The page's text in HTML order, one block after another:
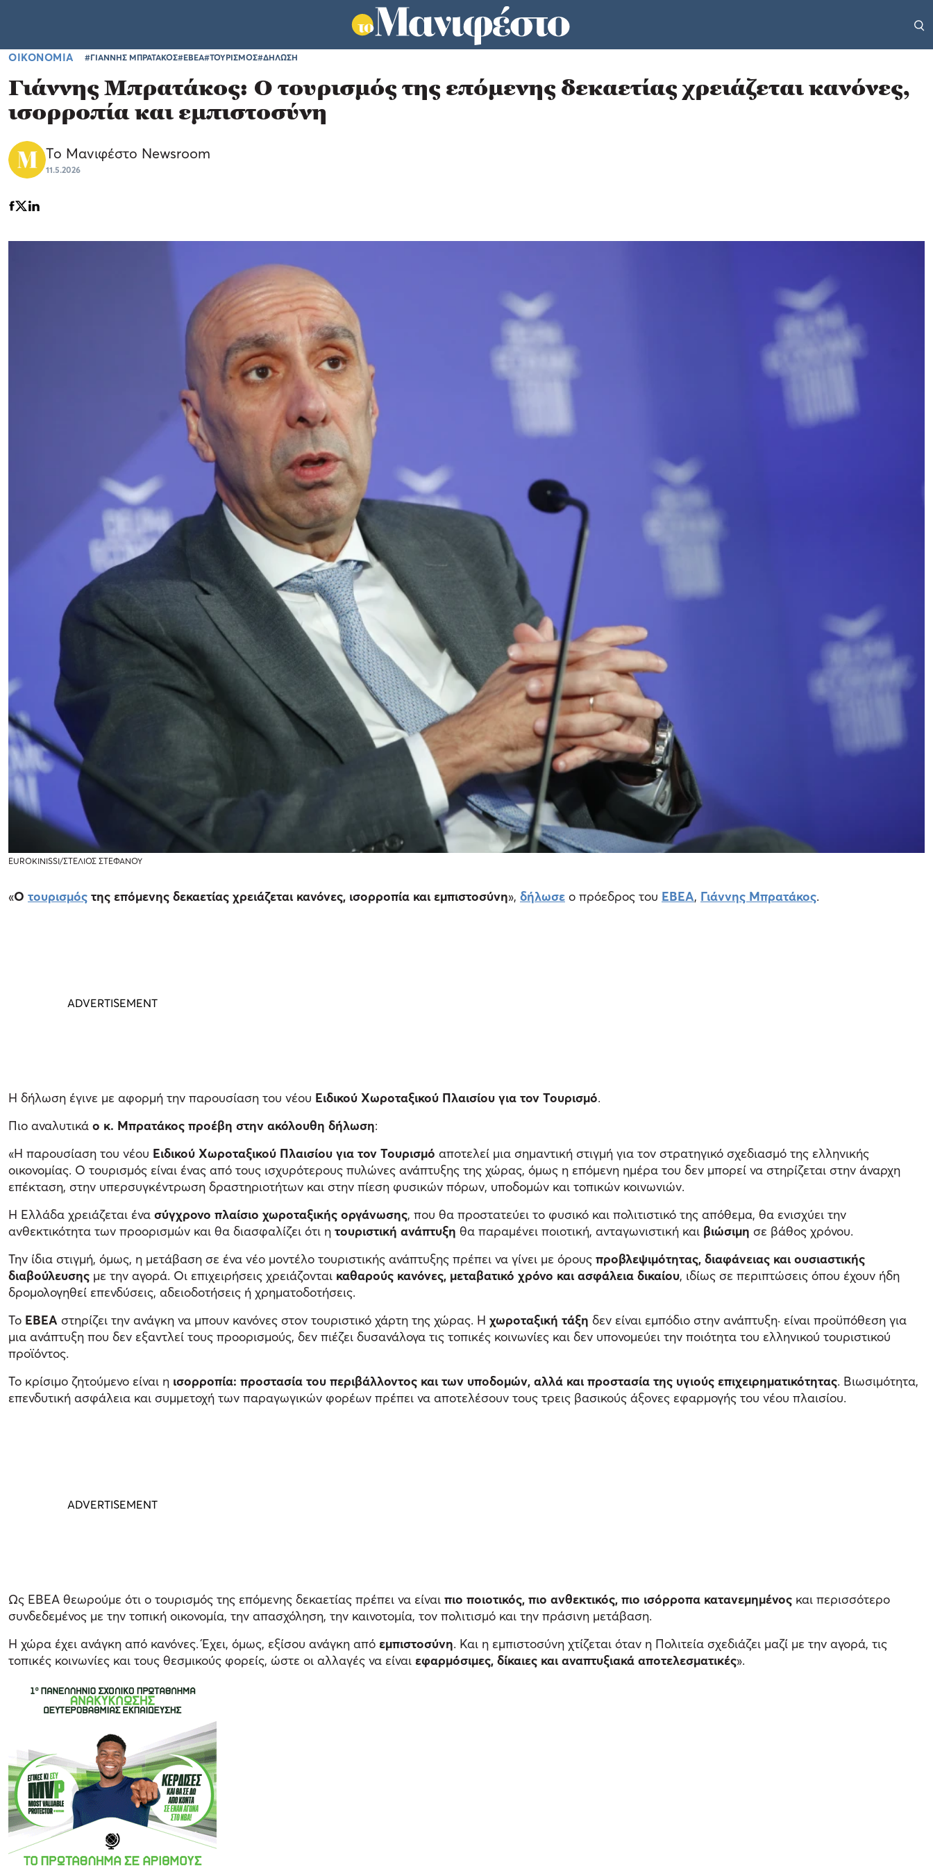
ΟΙΚΟΝΟΜΙΑ #ΓΙΑΝΝΗΣ ΜΠΡΑΤΑΚΟΣ#ΕΒΕΑ#ΤΟΥΡΙΣΜΟΣ#ΔΗΛΩΣΗ
Γιάννης Μπρατάκος: Ο τουρισμός της επόμενης δεκαετίας χρειάζεται κανόνες,
ισορροπία και εμπιστοσύνη
Το Μανιφέστο Newsroom
11.5.2026
EUROKINISSI/ΣΤΕΛΙΟΣ ΣΤΕΦΑΝΟΥ
«Ο τουρισμός της επόμενης δεκαετίας χρειάζεται κανόνες, ισορροπία και εμπιστοσύνη», δήλωσε ο πρόεδρος του ΕΒΕΑ, Γιάννης Μπρατάκος.
Η δήλωση έγινε με αφορμή την παρουσίαση του νέου Ειδικού Χωροταξικού Πλαισίου για τον Τουρισμό.
Πιο αναλυτικά ο κ. Μπρατάκος προέβη στην ακόλουθη δήλωση:
«Η παρουσίαση του νέου Ειδικού Χωροταξικού Πλαισίου για τον Τουρισμό αποτελεί μια σημαντική στιγμή για τον στρατηγικό σχεδιασμό της ελληνικής
οικονομίας. Ο τουρισμός είναι ένας από τους ισχυρότερους πυλώνες ανάπτυξης της χώρας, όμως η επόμενη ημέρα του δεν μπορεί να στηρίζεται στην άναρχη
επέκταση, στην υπερσυγκέντρωση δραστηριοτήτων και στην πίεση φυσικών πόρων, υποδομών και τοπικών κοινωνιών.
Η Ελλάδα χρειάζεται ένα σύγχρονο πλαίσιο χωροταξικής οργάνωσης, που θα προστατεύει το φυσικό και πολιτιστικό της απόθεμα, θα ενισχύει την
ανθεκτικότητα των προορισμών και θα διασφαλίζει ότι η τουριστική ανάπτυξη θα παραμένει ποιοτική, ανταγωνιστική και βιώσιμη σε βάθος χρόνου.
Την ίδια στιγμή, όμως, η μετάβαση σε ένα νέο μοντέλο τουριστικής ανάπτυξης πρέπει να γίνει με όρους προβλεψιμότητας, διαφάνειας και ουσιαστικής
διαβούλευσης με την αγορά. Οι επιχειρήσεις χρειάζονται καθαρούς κανόνες, μεταβατικό χρόνο και ασφάλεια δικαίου, ιδίως σε περιπτώσεις όπου έχουν ήδη
δρομολογηθεί επενδύσεις, αδειοδοτήσεις ή χρηματοδοτήσεις.
Το ΕΒΕΑ στηρίζει την ανάγκη να μπουν κανόνες στον τουριστικό χάρτη της χώρας. Η χωροταξική τάξη δεν είναι εμπόδιο στην ανάπτυξη· είναι προϋπόθεση για
μια ανάπτυξη που δεν εξαντλεί τους προορισμούς, δεν πιέζει δυσανάλογα τις τοπικές κοινωνίες και δεν υπονομεύει την ποιότητα του ελληνικού τουριστικού
προϊόντος.
Το κρίσιμο ζητούμενο είναι η ισορροπία: προστασία του περιβάλλοντος και των υποδομών, αλλά και προστασία της υγιούς επιχειρηματικότητας. Βιωσιμότητα,
επενδυτική ασφάλεια και συμμετοχή των παραγωγικών φορέων πρέπει να αποτελέσουν τους τρεις βασικούς άξονες εφαρμογής του νέου πλαισίου.
Ως ΕΒΕΑ θεωρούμε ότι ο τουρισμός της επόμενης δεκαετίας πρέπει να είναι πιο ποιοτικός, πιο ανθεκτικός, πιο ισόρροπα κατανεμημένος και περισσότερο
συνδεδεμένος με την τοπική οικονομία, την απασχόληση, την καινοτομία, τον πολιτισμό και την πράσινη μετάβαση.
Η χώρα έχει ανάγκη από κανόνες. Έχει, όμως, εξίσου ανάγκη από εμπιστοσύνη. Και η εμπιστοσύνη χτίζεται όταν η Πολιτεία σχεδιάζει μαζί με την αγορά, τις
τοπικές κοινωνίες και τους θεσμικούς φορείς, ώστε οι αλλαγές να είναι εφαρμόσιμες, δίκαιες και αναπτυξιακά αποτελεσματικές».